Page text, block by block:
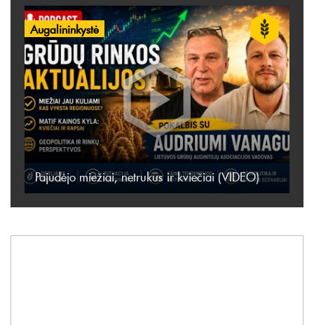
Augalininkystė
Pajudėjo miežiai, netrukus ir kviečiai (VIDEO)